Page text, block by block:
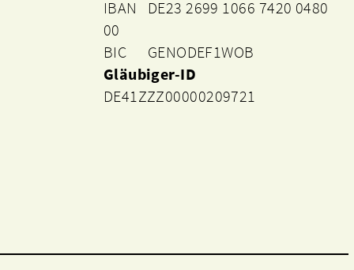
IBAN DE23 2699 1066 7420 0480
00
BIC GENODEF1WOB
Gläubiger-ID
DE41ZZZ00000209721